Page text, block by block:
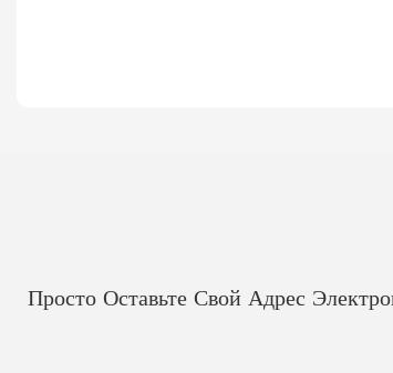
Просто Оставьте Свой Адрес